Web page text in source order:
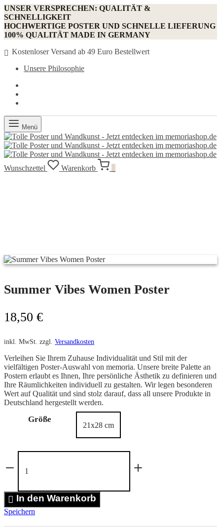
UNSER VERSPRECHEN: QUALITÄT &
SCHNELLIGKEIT
HOCHWERTIGE POSTER UND SCHNELLE LIEFERUNG
100% QUALITÄT MADE IN GERMANY
Kostenloser Versand ab 49 Euro Bestellwert
Unsere Philosophie
Menü
Wunschzettel Warenkorb
Summer Vibes Women Poster
18,50 €
inkl. MwSt. zzgl. Versandkosten
Verleihen Sie Ihrem Zuhause Individualität und Stil mit der
vielfältigen Poster-Auswahl von memoria. Unsere breite Palette an
Postern erlaubt es Ihnen, Ihre persönliche Ästhetik zu definieren und
Ihre Räumlichkeiten individuell zu gestalten. Wir legen besonderen
Wert auf Qualität und sind stolz darauf, dass all unsere Produkte in
Deutschland hergestellt werden.
Größe
Summer
Women
Menge
In den Warenkorb
Speichern